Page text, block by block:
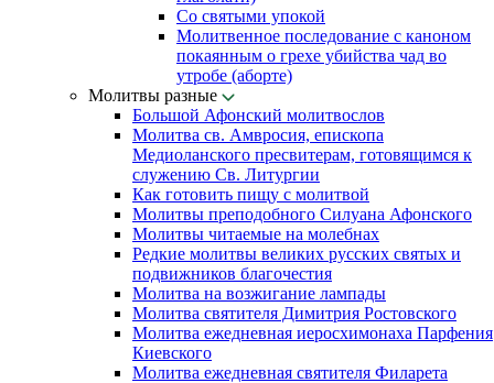
Со святыми упокой
Молитвенное последование с каноном
покаянным о грехе убийства чад во
утробе (аборте)
Молитвы разные
Большой Афонский молитвослов
Молитва св. Амвросия, епископа
Медиоланского пресвитерам, готовящимся к
служению Св. Литургии
Как готовить пищу с молитвой
Молитвы преподобного Силуана Афонского
Молитвы читаемые на молебнах
Редкие молитвы великих русских святых и
подвижников благочестия
Молитва на возжигание лампады
Молитва святителя Димитрия Ростовского
Молитва ежедневная иеросхимонаха Парфения
Киевского
Молитва ежедневная святителя Филарета